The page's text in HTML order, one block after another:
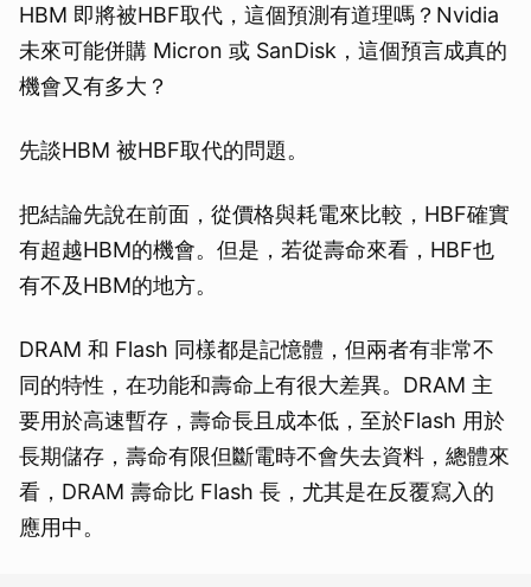
HBM 即將被HBF取代，這個預測有道理嗎？Nvidia
未來可能併購 Micron 或 SanDisk，這個預言成真的
機會又有多大？
先談HBM 被HBF取代的問題。
把結論先說在前面，從價格與耗電來比較，HBF確實
有超越HBM的機會。但是，若從壽命來看，HBF也
有不及HBM的地方。
DRAM 和 Flash 同樣都是記憶體，但兩者有非常不
同的特性，在功能和壽命上有很大差異。DRAM 主
要用於高速暫存，壽命長且成本低，至於Flash 用於
長期儲存，壽命有限但斷電時不會失去資料，總體來
看，DRAM 壽命比 Flash 長，尤其是在反覆寫入的
應用中。